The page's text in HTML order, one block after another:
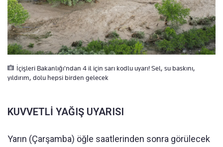
İçişleri Bakanlığı'ndan 4 il için sarı kodlu uyarı! Sel, su baskını,
yıldırım, dolu hepsi birden gelecek
KUVVETLİ YAĞIŞ UYARISI
Yarın (Çarşamba) öğle saatlerinden sonra görülecek